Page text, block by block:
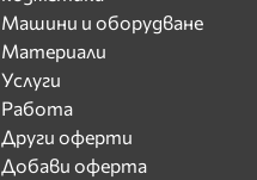
Машини и оборудване
Материали
Услуги
Работа
Други оферти
Добави оферта